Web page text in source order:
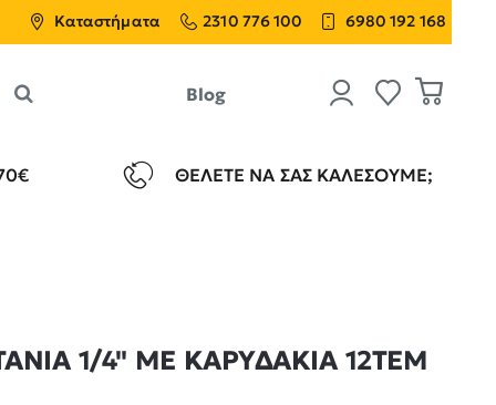
Καταστήματα 2310 776 100 6980 192 168
Blog
ΘΈΛΕΤΕ ΝΑ ΣΑΣ ΚΑΛΈΣΟΥΜΕ;
1/4" ΜΕ ΚΑΡΥΔΑΚΙΑ 12ΤΕΜ